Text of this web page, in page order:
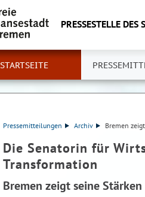
PRESSESTELLE DES
STARTSEITE
Pressemitteilungen Archiv Bremen
Die Senatorin für
Transformation
Bremen zeigt seine